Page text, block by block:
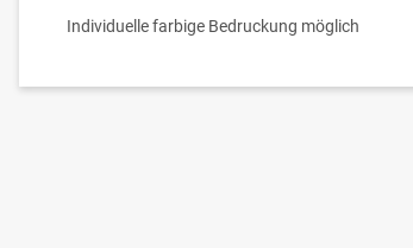
Individuelle farbige Bedruckung möglich